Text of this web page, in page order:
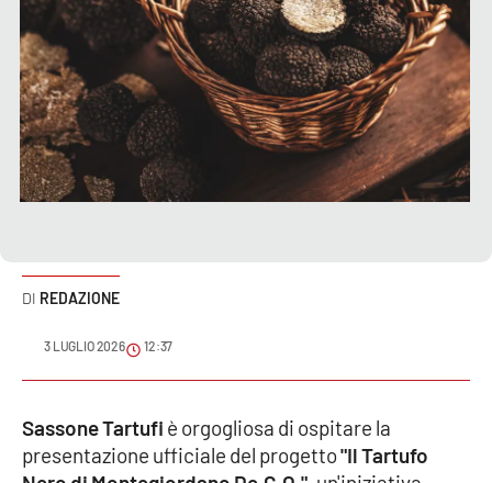
Economia e lavoro
Italia Mondo
Sanità
Sport
Podcast
Meteo
REDAZIONE
3 LUGLIO 2026 12:37
Sassone Tartufi è orgogliosa di ospitare la
presentazione ufficiale del progetto"Il Tartufo